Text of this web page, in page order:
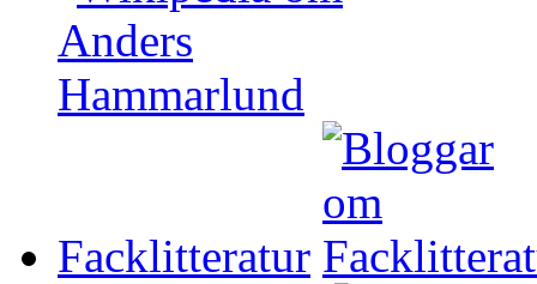
Facklitteratur